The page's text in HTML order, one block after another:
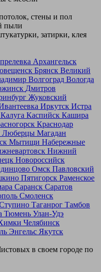
стены и пол
пыли
затирки, клея
Архангельск
Брянск Великий
Волгоград Вологда
Дмитров
Жуковский
Иркутск Истра
Калуга Каспийск Кашира
Краснодар
Люберцы Магадан
Мытищи Набережные
Нижний
Новороссийск
Омск Павловский
Пятигорск Раменское
Саранск Саратов
Смоленск
Таганрог Тамбов
Тюмень Улан-Удэ
Челябинск
Энгельс Якутск
в своем городе по